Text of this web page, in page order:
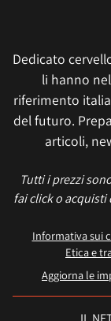
Dedicato
li hanno
riferimento
del futuro.
articoli,
Tutti i prezzi
fai click o acquisti
Informativa sui
Etica e
Aggiorna le